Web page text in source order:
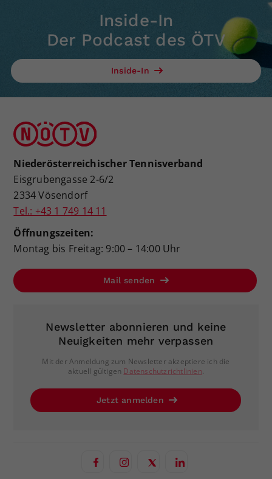
Inside-In
Der Podcast des ÖTV
Inside-In
Niederösterreichischer Tennisverband
Eisgrubengasse 2-6/2
2334 Vösendorf
Tel.: +43 1 749 14 11
Öffnungszeiten:
Montag bis Freitag: 9:00 – 14:00 Uhr
Mail senden
Newsletter abonnieren und keine
Neuigkeiten mehr verpassen
Mit der Anmeldung zum Newsletter akzeptiere ich die
aktuell gültigen Datenschutzrichtlinien.
Jetzt anmelden